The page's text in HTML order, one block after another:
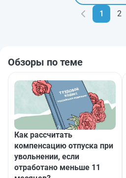
1 2
Обзоры по теме
Как рассчитать
компенсацию отпуска при
увольнении, если
отработано меньше 11